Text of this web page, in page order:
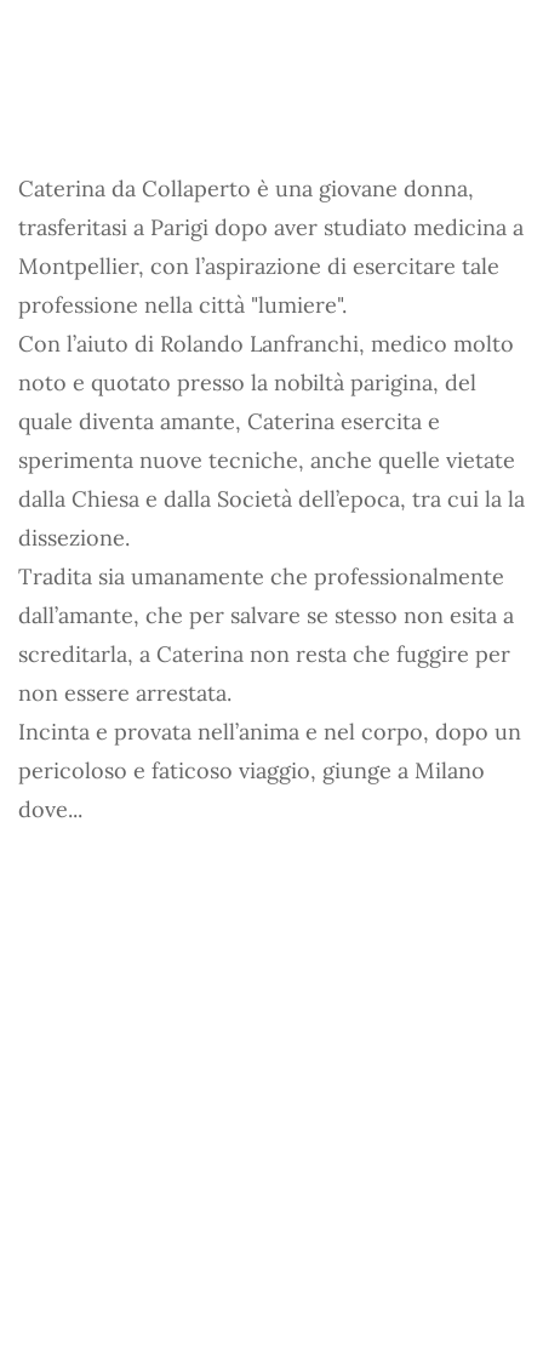
Caterina da Collaperto è una giovane donna,
trasferitasi a Parigi dopo aver studiato medicina a
Montpellier, con l’aspirazione di esercitare tale
professione nella città "lumiere".
Con l’aiuto di Rolando Lanfranchi, medico molto
noto e quotato presso la nobiltà parigina, del
quale diventa amante, Caterina esercita e
sperimenta nuove tecniche, anche quelle vietate
dalla Chiesa e dalla Società dell’epoca, tra cui la la
dissezione.
Tradita sia umanamente che professionalmente
dall’amante, che per salvare se stesso non esita a
screditarla, a Caterina non resta che fuggire per
non essere arrestata.
Incinta e provata nell’anima e nel corpo, dopo un
pericoloso e faticoso viaggio, giunge a Milano
dove...